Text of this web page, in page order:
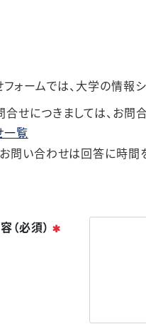
ォームでは、大学の情報
せにつきましては、お問
一覧
問い合わせは回答に時間
（必須）